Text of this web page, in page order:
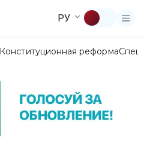
РУ
Конституционная реформа